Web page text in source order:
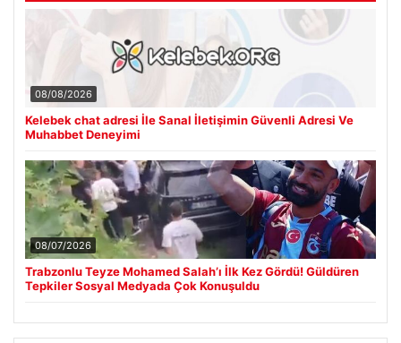
08/08/2026
Kelebek chat adresi İle Sanal İletişimin Güvenli Adresi Ve
Muhabbet Deneyimi
08/07/2026
Trabzonlu Teyze Mohamed Salah’ı İlk Kez Gördü! Güldüren
Tepkiler Sosyal Medyada Çok Konuşuldu